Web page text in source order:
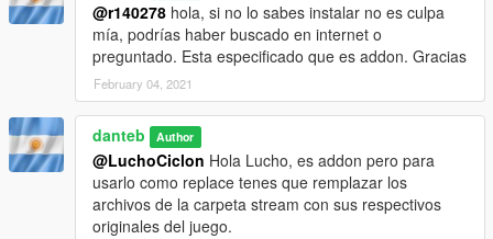
@r140278 hola, si no lo sabes instalar no es culpa
mía, podrías haber buscado en internet o
preguntado. Esta especificado que es addon. Gracias
February 04, 2021
danteb Author
@LuchoCiclon Hola Lucho, es addon pero para
usarlo como replace tenes que remplazar los
archivos de la carpeta stream con sus respectivos
originales del juego.